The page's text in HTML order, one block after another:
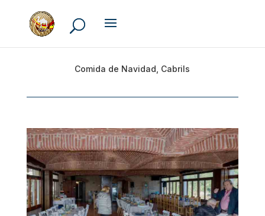
Comida de Navidad, Cabrils